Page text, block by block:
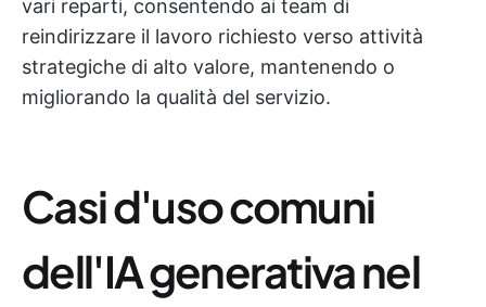
vari reparti, consentendo ai team di
reindirizzare il lavoro richiesto verso attività
strategiche di alto valore, mantenendo o
migliorando la qualità del servizio.
Casi d'uso comuni
dell'IA generativa nel